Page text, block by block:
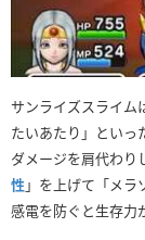
ターン
① メラ
② 通
③ メラ
④ イ
⑤ 特大サ
サンライズスライム
たいあたり」といっ
ダメージを肩代わり
性」を上げて「メラ
感電を防ぐと生存力